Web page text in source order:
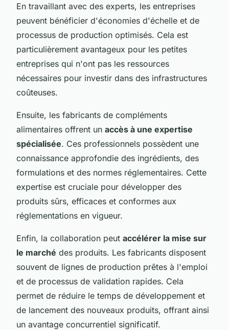
En travaillant avec des experts, les entreprises
peuvent bénéficier d'économies d'échelle et de
processus de production optimisés. Cela est
particulièrement avantageux pour les petites
entreprises qui n'ont pas les ressources
nécessaires pour investir dans des infrastructures
coûteuses.
Ensuite, les fabricants de compléments
alimentaires offrent un accès à une expertise
spécialisée. Ces professionnels possèdent une
connaissance approfondie des ingrédients, des
formulations et des normes réglementaires. Cette
expertise est cruciale pour développer des
produits sûrs, efficaces et conformes aux
réglementations en vigueur.
Enfin, la collaboration peut accélérer la mise sur
le marché des produits. Les fabricants disposent
souvent de lignes de production prêtes à l'emploi
et de processus de validation rapides. Cela
permet de réduire le temps de développement et
de lancement des nouveaux produits, offrant ainsi
un avantage concurrentiel significatif.